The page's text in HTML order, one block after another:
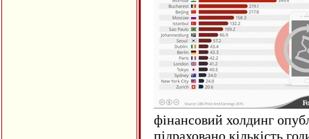
фінансовий холдинг
підраховано кількість